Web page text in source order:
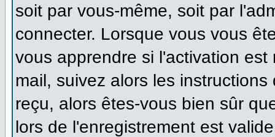
soit par vous-même, soit par
connecter. Lorsque vous vous
vous apprendre si l'activation
mail, suivez alors les
reçu, alors êtes-vous bien sûr
lors de l'enregistrement est